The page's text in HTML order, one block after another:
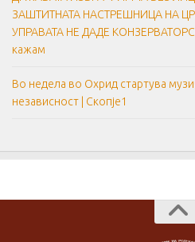
ЗАШТИТНАТА НАСТРЕШНИЦА НА
УПРАВАТА НЕ ДАДЕ
кажам
Во недела во Охрид стартува
независност | Скопје1